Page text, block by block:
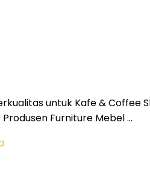
untuk Kafe & Coffee
Produsen Furniture Mebel …